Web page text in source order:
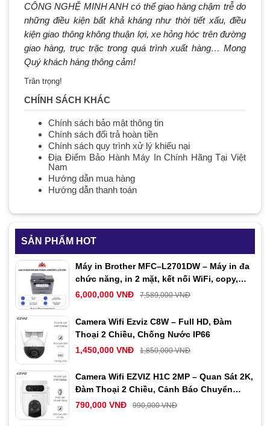
CÔNG NGHỆ MINH ANH có thể giao hàng chậm trễ do
những điều kiện bất khả kháng như thời tiết xấu, điều
kiện giao thông không thuận lợi, xe hỏng hóc trên đường
giao hàng, trục trặc trong quá trình xuất hàng… Mong
Quý khách hàng thông cảm!
Trân trọng!
CHÍNH SÁCH KHÁC
Chính sách bảo mật thông tin
Chính sách đổi trả hoàn tiền
Chính sách quy trình xử lý khiếu nại
Địa Điểm Bảo Hành Máy In Chính Hãng Tại Việt
Nam
Hướng dẫn mua hàng
Hướng dẫn thanh toán
SẢN PHẨM HOT
Máy in Brother MFC–L2701DW – Máy in đa
chức năng, in 2 mặt, kết nối WiFi, copy,
scan, fax
6,000,000 VNĐ 7,589,000 VNĐ
Camera Wifi Ezviz C8W – Full HD, Đàm
Thoại 2 Chiều, Chống Nước IP66
1,450,000 VNĐ
1,850,000 VNĐ
Camera Wifi EZVIZ H1C 2MP – Quan Sát 2K,
Đàm Thoại 2 Chiều, Cảnh Báo Chuyển
Động Thông Minh
790,000 VNĐ 990,000 VNĐ